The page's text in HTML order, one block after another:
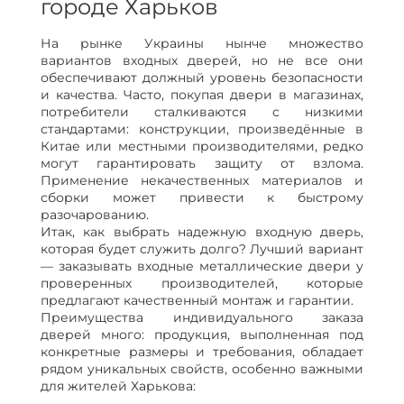
городе Харьков
На рынке Украины нынче множество
вариантов входных дверей, но не все они
обеспечивают должный уровень безопасности
и качества. Часто, покупая двери в магазинах,
потребители сталкиваются с низкими
стандартами: конструкции, произведённые в
Китае или местными производителями, редко
могут гарантировать защиту от взлома.
Применение некачественных материалов и
сборки может привести к быстрому
разочарованию.
Итак, как выбрать надежную входную дверь,
которая будет служить долго? Лучший вариант
— заказывать входные металлические двери у
проверенных производителей, которые
предлагают качественный монтаж и гарантии.
Преимущества индивидуального заказа
дверей много: продукция, выполненная под
конкретные размеры и требования, обладает
рядом уникальных свойств, особенно важными
для жителей Харькова: